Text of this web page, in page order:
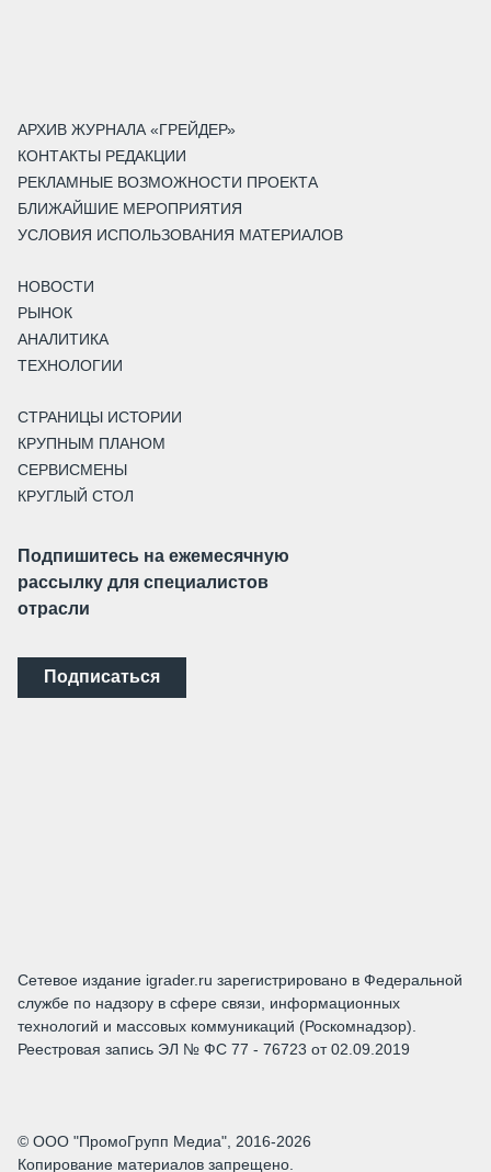
АРХИВ ЖУРНАЛА «ГРЕЙДЕР»
КОНТАКТЫ РЕДАКЦИИ
РЕКЛАМНЫЕ ВОЗМОЖНОСТИ ПРОЕКТА
БЛИЖАЙШИЕ МЕРОПРИЯТИЯ
УСЛОВИЯ ИСПОЛЬЗОВАНИЯ МАТЕРИАЛОВ
НОВОСТИ
РЫНОК
АНАЛИТИКА
ТЕХНОЛОГИИ
СТРАНИЦЫ ИСТОРИИ
КРУПНЫМ ПЛАНОМ
СЕРВИСМЕНЫ
КРУГЛЫЙ СТОЛ
Подпишитесь на ежемесячную
рассылку для специалистов
отрасли
Подписаться
Сетевое издание igrader.ru зарегистрировано в Федеральной
службе по надзору в сфере связи, информационных
технологий и массовых коммуникаций (Роскомнадзор).
Реестровая запись ЭЛ № ФС 77 - 76723 от 02.09.2019
© ООО "ПромоГрупп Медиа", 2016-2026
Копирование материалов запрещено.